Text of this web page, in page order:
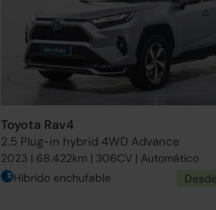
Toyota Rav4
2.5 Plug-in hybrid 4WD Advance
2023 | 68.422km | 306CV | Automático
Híbrido enchufable Desde